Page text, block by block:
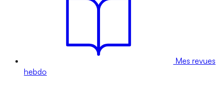
Mes revues
hebdo